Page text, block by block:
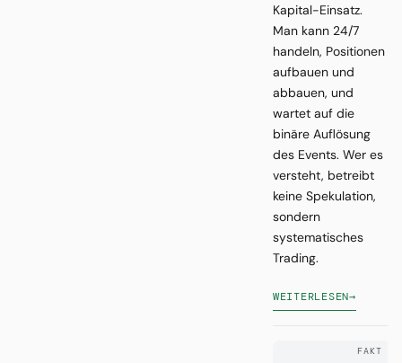
Kapital-Einsatz.
Man kann 24/7
handeln, Positionen
aufbauen und
abbauen, und
wartet auf die
binäre Auflösung
des Events. Wer es
versteht, betreibt
keine Spekulation,
sondern
systematisches
Trading.
WEITERLESEN→